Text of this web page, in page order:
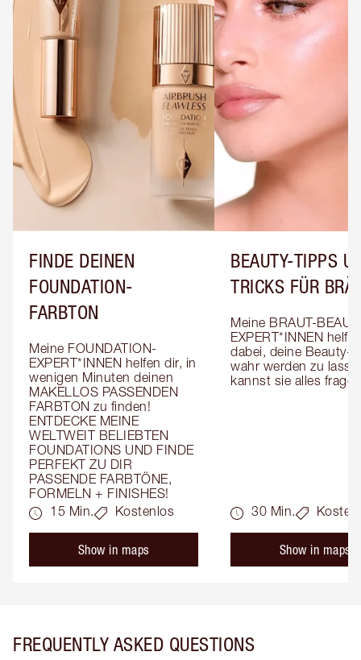
FINDE DEINEN
FOUNDATION-
FARBTON
Meine FOUNDATION-
EXPERT*INNEN helfen dir, in
wenigen Minuten deinen
MAKELLOS PASSENDEN
FARBTON zu finden!
ENTDECKE MEINE
WELTWEIT BELIEBTEN
FOUNDATIONS UND FINDE
PERFEKT ZU DIR
PASSENDE FARBTÖNE,
FORMELN + FINISHES!
15 Min.
Kostenlos
Show in maps
BEAUTY-TIPPS
TRICKS FÜR
Meine BRAUT-
EXPERT*INNEN
dabei, deine Beauty-
wahr werden zu
kannst sie alles
30 Min.
Show in maps
FREQUENTLY ASKED QUESTIONS